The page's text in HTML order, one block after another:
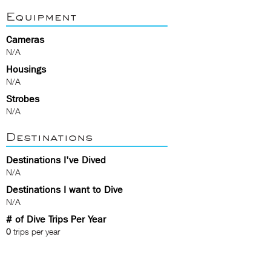
Equipment
Cameras
N/A
Housings
N/A
Strobes
N/A
Destinations
Destinations I've Dived
N/A
Destinations I want to Dive
N/A
# of Dive Trips Per Year
0 trips per year